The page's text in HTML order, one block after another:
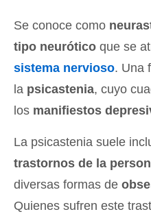
Se conoce como
tipo neurótico que se
sistema nervioso. Una
la psicastenia, cuyo
los manifiestos
La psicastenia suele
trastornos de la
diversas formas de
Quienes sufren este